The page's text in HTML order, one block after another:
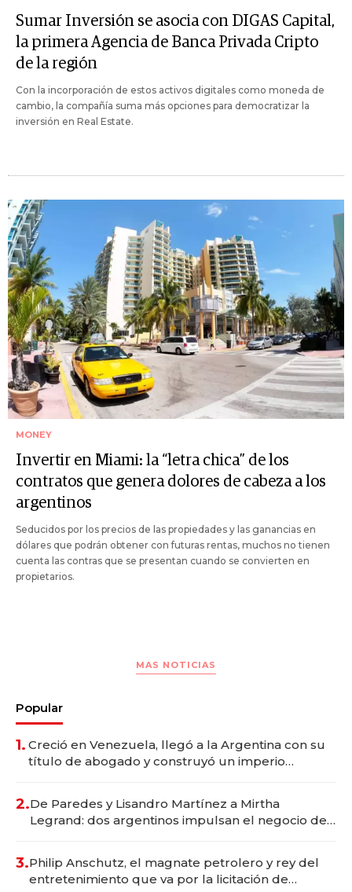
Sumar Inversión se asocia con DIGAS Capital,
la primera Agencia de Banca Privada Cripto
de la región
Con la incorporación de estos activos digitales como moneda de
cambio, la compañía suma más opciones para democratizar la
inversión en Real Estate.
MONEY
Invertir en Miami: la “letra chica” de los
contratos que genera dolores de cabeza a los
argentinos
Seducidos por los precios de las propiedades y las ganancias en
dólares que podrán obtener con futuras rentas, muchos no tienen
cuenta las contras que se presentan cuando se convierten en
propietarios.
MAS NOTICIAS
Popular
1. Creció en Venezuela, llegó a la Argentina con su
título de abogado y construyó un imperio
2.De Paredes y Lisandro Martínez a Mirtha
Legrand: dos argentinos impulsan el negocio del
3.Philip Anschutz, el magnate petrolero y rey del
entretenimiento que va por la licitación de